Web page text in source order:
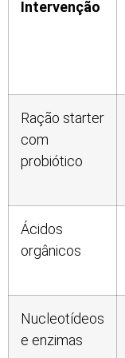
Intervenção
Ração starter
com
probiótico
Ácidos
orgânicos
Nucleotídeos
e enzimas